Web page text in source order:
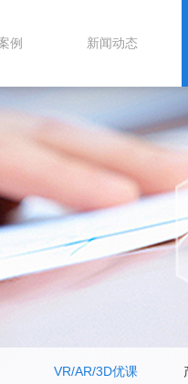
例 新闻动态
VR/AR/3D优课